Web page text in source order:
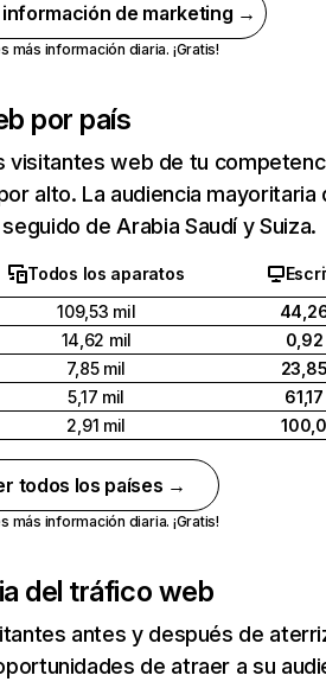
de marketing →
más información diaria. ¡Gratis!
por país
visitantes web de tu
alto. La audiencia mayoritaria
de Arabia Saudí y Suiza.
Todos los aparatos
109,53 mil
14,62 mil
0,92
7,85 mil
5,17 mil
2,91 mil
todos los países →
más información diaria. ¡Gratis!
del tráfico web
antes y después de
de atraer a su